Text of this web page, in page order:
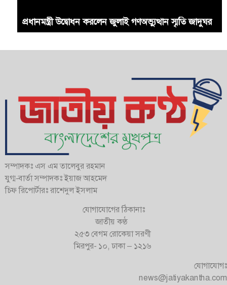
প্রধানমন্ত্রী উদ্বোধন করলেন জুলাই গণঅভ্যুত্থান স্মৃতি জাদুঘর
সম্পাদকঃ এস এম তালেবুর রহমান
যুগ্ম-বার্তা সম্পাদকঃ ইয়াজ আহমেদ
চিফ রিপোর্টারঃ রাশেদুল ইসলাম
যোগাযোগের ঠিকানাঃ
জাতীয় কণ্ঠ
২৫৩ বেগম রোকেয়া সরণী
মিরপুর- ১০, ঢাকা – ১২১৬
যোগাযোগঃ
news@jatiyakantha.com